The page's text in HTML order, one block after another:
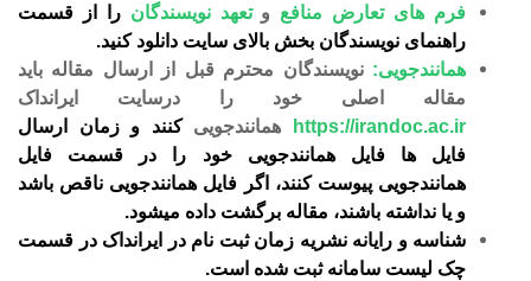
فرم هایتعارض منافع و تعهد نویسندگان را از قسمت
راهنمای نویسندگان بخش بالای سایت دانلود کنید.
همانندجویی:نویسندگان محترم قبل از ارسال مقاله باید
مقاله اصلی خود را درسایت ایرانداک
https://irandoc.ac.ir
همانندجوییکنند و زمان ارسال
فایل ها فایل همانندجویی خود را در قسمت فایل
همانندجویی پیوست کنند، اگر فایل همانندجویی ناقص باشد
و یا نداشته باشند، مقاله برگشت داده میشود.
شناسه و رایانه نشریه زمان ثبت نام در ایرانداک در قسمت
چک لیست سامانه ثبت شده است.